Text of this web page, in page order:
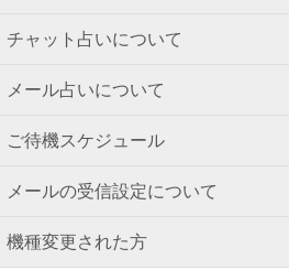
チャット占いについて
メール占いについて
ご待機スケジュール
メールの受信設定について
機種変更された方